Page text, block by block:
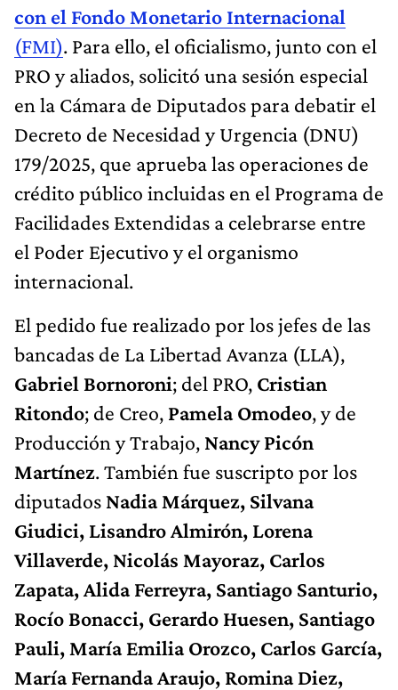
con el Fondo Monetario Internacional
(FMI). Para ello, el oficialismo, junto con el
PRO y aliados, solicitó una sesión especial
en la Cámara de Diputados para debatir el
Decreto de Necesidad y Urgencia (DNU)
179/2025, que aprueba las operaciones de
crédito público incluidas en el Programa de
Facilidades Extendidas a celebrarse entre
el Poder Ejecutivo y el organismo
internacional.
El pedido fue realizado por los jefes de las
bancadas de La Libertad Avanza (LLA),
Gabriel Bornoroni; del PRO, Cristian
Ritondo; de Creo, Pamela Omodeo, y de
Producción y Trabajo, Nancy Picón
Martínez. También fue suscripto por los
diputados Nadia Márquez, Silvana
Giudici, Lisandro Almirón, Lorena
Villaverde, Nicolás Mayoraz, Carlos
Zapata, Alida Ferreyra, Santiago Santurio,
Rocío Bonacci, Gerardo Huesen, Santiago
Pauli, María Emilia Orozco, Carlos García,
María Fernanda Araujo, Romina Diez,